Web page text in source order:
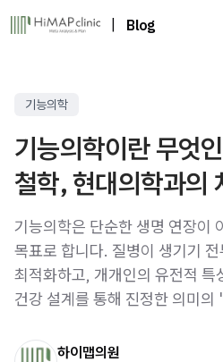
Blog
기능의학
기능의학이란 무엇
철학, 현대의학과의
기능의학은 단순한 생명 연장이
목표로 합니다. 질병이 생기기
최적화하고, 개개인의 유전적 특
건강 설계를 통해 진정한 의미
하이맵의원